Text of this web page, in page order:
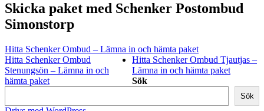
Skicka paket med Schenker Postombud
Simonstorp
Hitta Schenker Ombud – Lämna in och hämta paket
Hitta Schenker Ombud
Stenungsön – Lämna in och
hämta paket
Hitta Schenker Ombud Tjautjas –
Lämna in och hämta paket
Sök
Sök